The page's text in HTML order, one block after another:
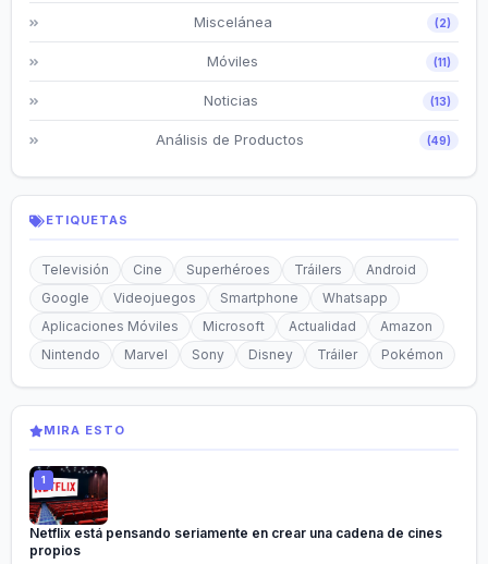
Miscelánea (2)
Móviles (11)
Noticias (13)
Análisis de Productos (49)
ETIQUETAS
Televisión Cine Superhéroes Tráilers
Android
Google
Videojuegos Smartphone
Whatsapp
Aplicaciones Móviles
Microsoft Actualidad
Amazon
Nintendo
Marvel Sony Disney Tráiler Pokémon
MIRA ESTO
Netflix está pensando seriamente en crear una cadena de cines
propios